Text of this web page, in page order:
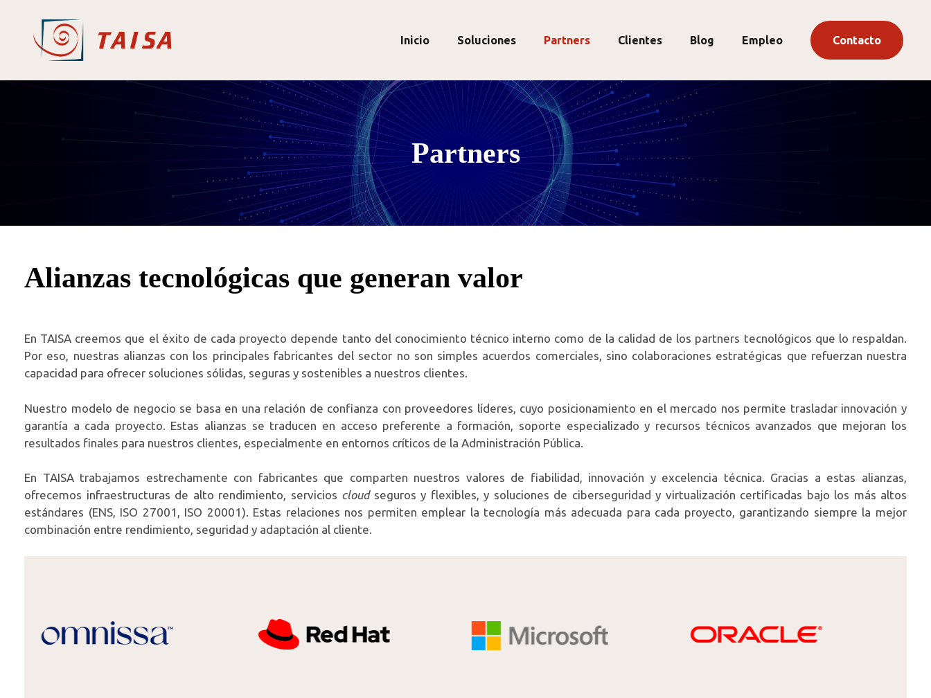
contenido
Inicio Soluciones Partners Clientes Blog Empleo Contacto
Partners
Alianzas tecnológicas que generan valor
En TAISA creemos que el éxito de cada proyecto depende tanto del conocimiento técnico interno como de la calidad de los partners tecnológicos que lo respaldan.
Por eso, nuestras alianzas con los principales fabricantes del sector no son simples acuerdos comerciales, sino colaboraciones estratégicas que refuerzan nuestra
capacidad para ofrecer soluciones sólidas, seguras y sostenibles a nuestros clientes.
Nuestro modelo de negocio se basa en una relación de confianza con proveedores líderes, cuyo posicionamiento en el mercado nos permite trasladar innovación y
garantía a cada proyecto. Estas alianzas se traducen en acceso preferente a formación, soporte especializado y recursos técnicos avanzados que mejoran los
resultados finales para nuestros clientes, especialmente en entornos críticos de la Administración Pública.
En TAISA trabajamos estrechamente con fabricantes que comparten nuestros valores de fiabilidad, innovación y excelencia técnica. Gracias a estas alianzas,
ofrecemos infraestructuras de alto rendimiento, servicios cloudseguros y flexibles, y soluciones de ciberseguridad y virtualización certificadas bajo los más altos
estándares (ENS, ISO 27001, ISO 20001). Estas relaciones nos permiten emplear la tecnología más adecuada para cada proyecto, garantizando siempre la mejor
combinación entre rendimiento, seguridad y adaptación al cliente.